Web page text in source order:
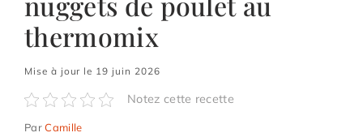
thermomix
Mise à jour le 19 juin 2026
Notez cette recette
ParCamille